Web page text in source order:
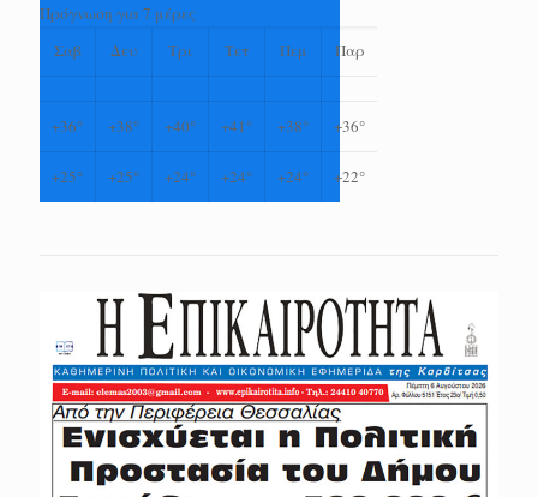
Πρόγνωση για 7 μέρες
Σαβ
Δευ Τρι Τετ Πεμ Παρ
+36° +38° +40° +41° +38° +36°
+25° +25° +24° +24° +24° +22°